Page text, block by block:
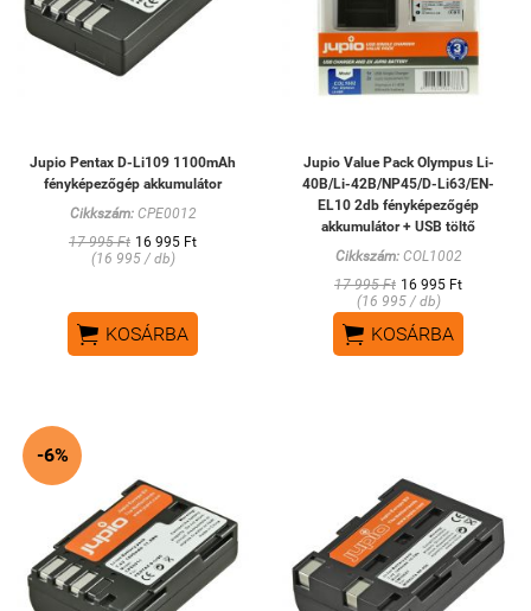
Jupio Pentax D-Li109 1100mAh
fényképezőgép akkumulátor
Cikkszám:CPE0012
17 995 Ft 16 995 Ft
(16 995 / db)
 KOSÁRBA
Jupio Value Pack Olympus Li-
40B/Li-42B/NP45/D-Li63/EN-
EL10 2db fényképezőgép
akkumulátor + USB töltő
Cikkszám:COL1002
17 995 Ft 16 995 Ft
(16 995 / db)
 KOSÁRBA
-6%